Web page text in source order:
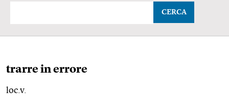
CERCA
trarre in errore
loc.v.